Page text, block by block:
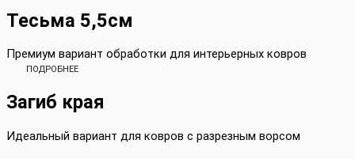
Тесьма 5,5см
Премиум вариант обработки для интерьерных ковров
ПОДРОБНЕЕ
Загиб края
Идеальный вариант для ковров с разрезным ворсом